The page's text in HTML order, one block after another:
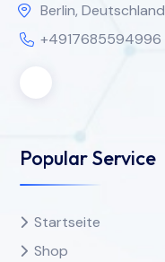
Berlin, Deutschland
+4917685594996
Popular Service
Startseite
Shop